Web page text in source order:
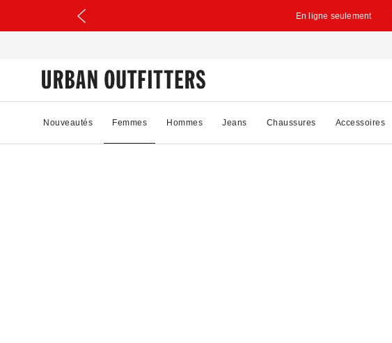
En ligne seulement
Nouveautés Femmes Hommes Jeans Chaussures Accessoires